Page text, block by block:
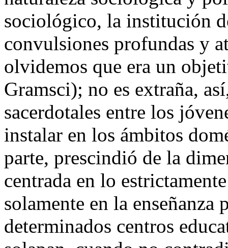
sociológico, la institución
convulsiones profundas y
olvidemos que era un
Gramsci); no es extraña,
sacerdotales entre los
instalar en los ámbitos
parte, prescindió de la
centrada en lo
solamente en la enseñanza
determinados centros